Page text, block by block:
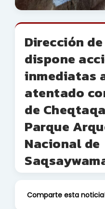
Dirección
dispone
inmediatas
atentado
de
Parque
Nacional de
Comparte esta